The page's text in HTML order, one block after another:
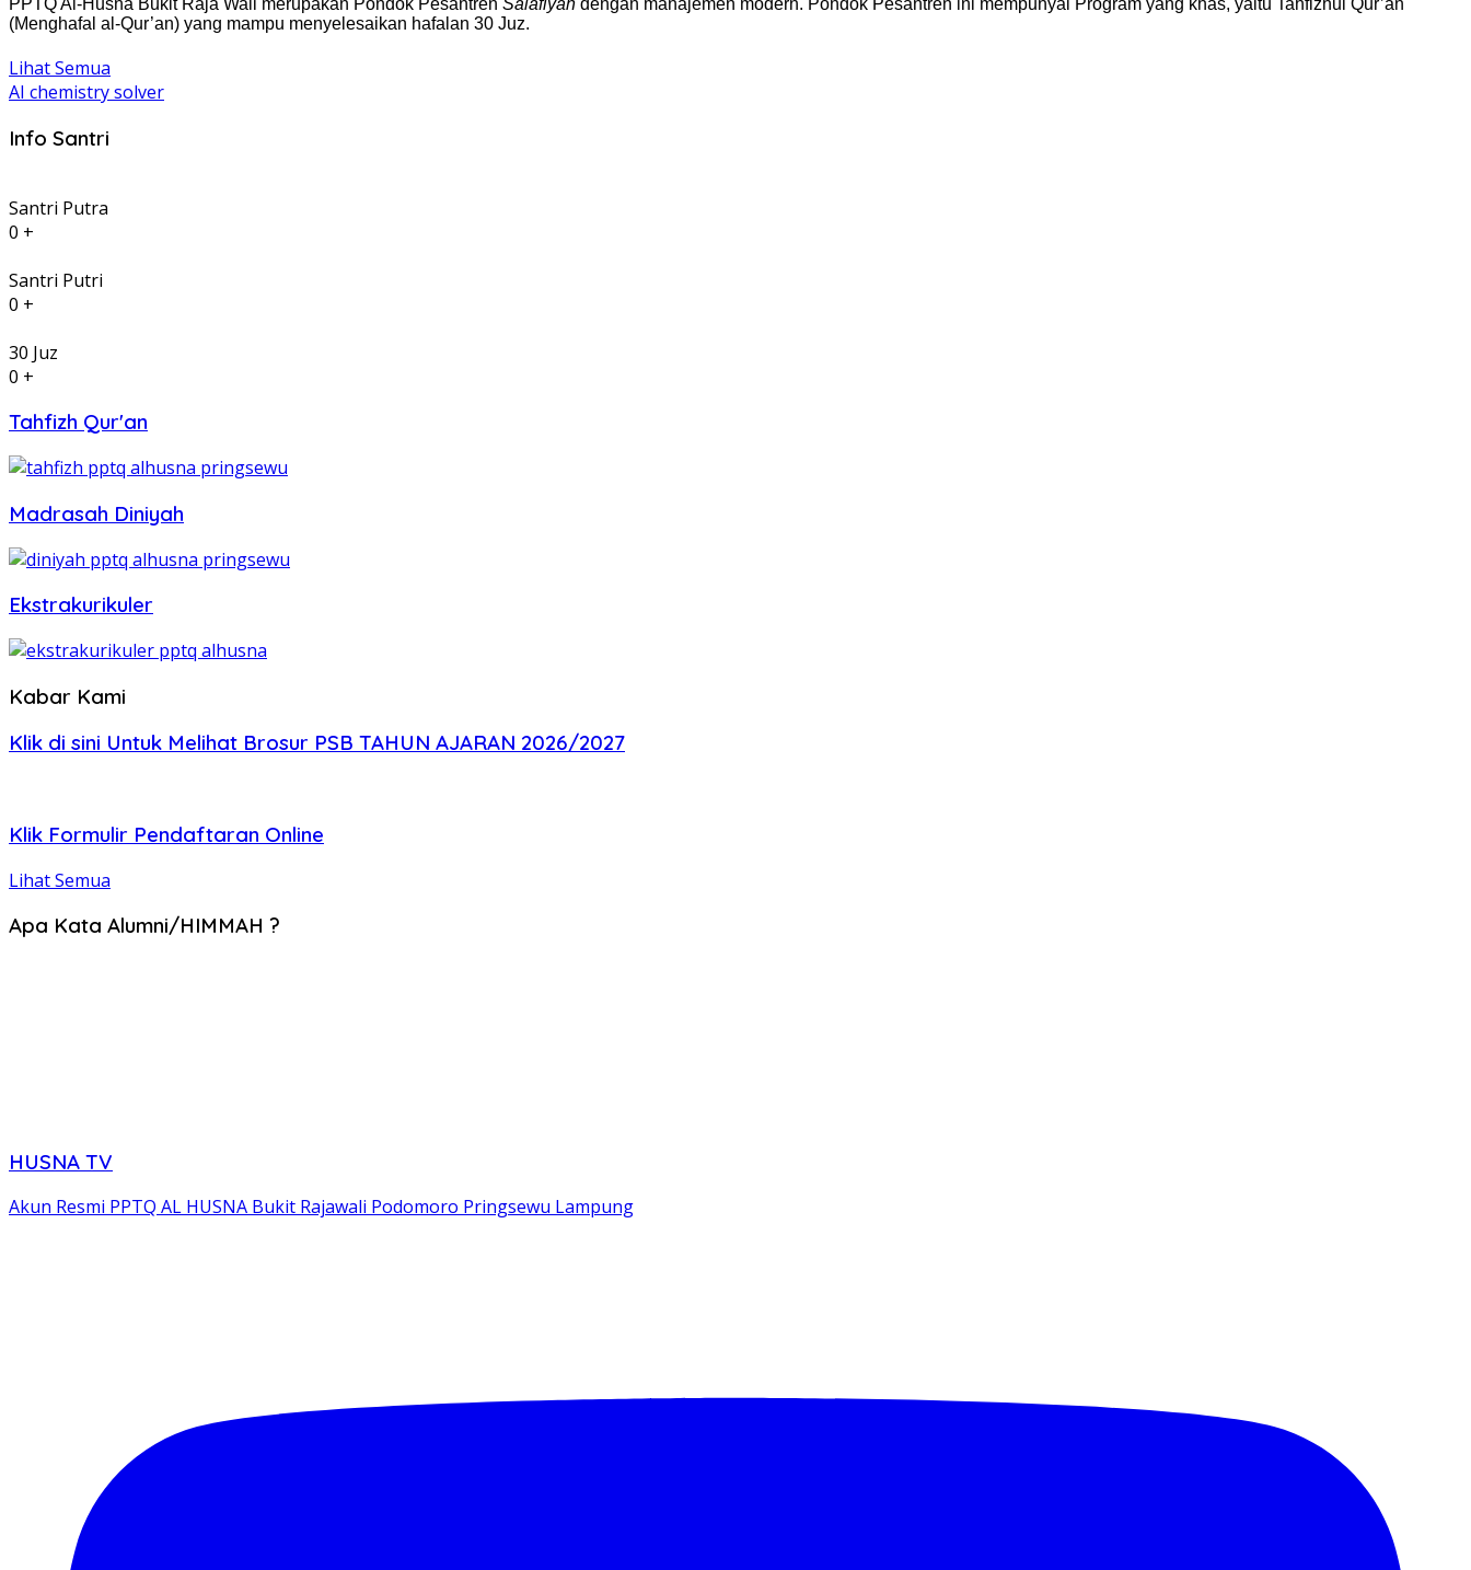
PPTQ Al-Husna Bukit Raja Wali merupakan Pondok Pesantren Salafiyah dengan manajemen modern. Pondok Pesantren ini mempunyai Program yang khas, yaitu Tahfizhul Qur’an
(Menghafal al-Qur’an) yang mampu menyelesaikan hafalan 30 Juz.
Lihat Semua
AI chemistry solver
Info Santri
Santri Putra
0 +
Santri Putri
0 +
30 Juz
0 +
Tahfizh Qur'an
Madrasah Diniyah
Ekstrakurikuler
Kabar Kami
Klik di sini Untuk Melihat Brosur PSB TAHUN AJARAN 2026/2027
Klik Formulir Pendaftaran Online
Lihat Semua
Apa Kata Alumni/HIMMAH ?
HUSNA TV
Akun Resmi PPTQ AL HUSNA Bukit Rajawali Podomoro Pringsewu Lampung